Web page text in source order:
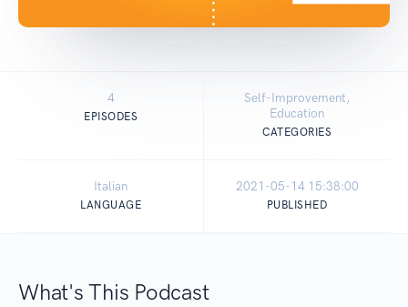
4
EPISODES
Self-Improvement,
Education
CATEGORIES
Italian
LANGUAGE
2021-05-14 15:38:00
PUBLISHED
What's This Podcast